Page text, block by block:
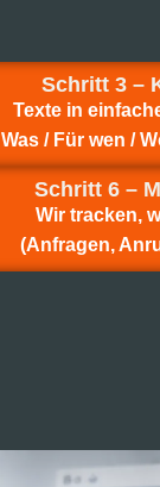
Schritt 3 –
Texte in
Was / Für wen /
Schritt 6 –
Wir tracken,
(Anfragen,